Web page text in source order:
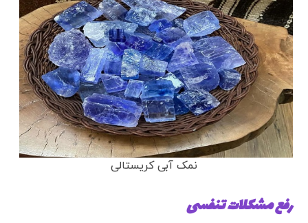
نمک آبی کریستالی
رفع مشکلات تنفسی